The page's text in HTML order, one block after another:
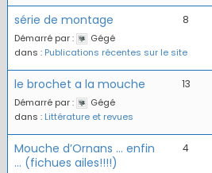
série de montage
Démarré par :
Gégé
dans : Publications récentes sur le site
8
le brochet a la mouche
Démarré par :
Gégé
dans : Littérature et revues
13
Mouche d’Ornans … enfin
… (fichues ailes!!!!)
4